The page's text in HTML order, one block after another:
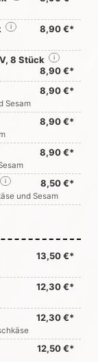
8,90 €*
i
8 Stück
8,90 €*
i
8,90 €*
Sesam
8,90 €*
8,90 €*
8,50 €*
i
und Sesam
13,50 €*
12,30 €*
12,30 €*
12,50 €*